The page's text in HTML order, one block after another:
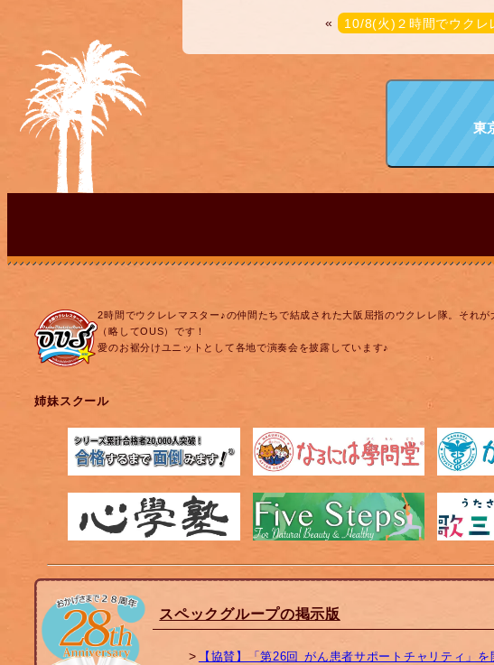
« 10/8(火)２時間でウクレ
東
2時間でウクレレマスター♪の仲間たちで結成された大阪屈指のウクレレ隊。それが
（略してOUS）です！
愛のお裾分けユニットとして各地で演奏会を披露しています♪
姉妹スクール
スペックグループの掲示版
【協賛】「第26回 がん患者サポートチャリティ」を